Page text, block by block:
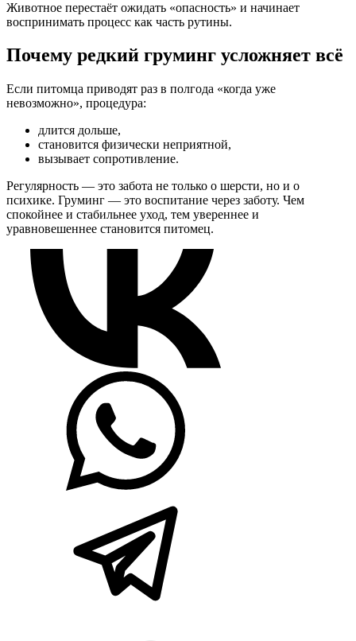
Животное перестаёт ожидать «опасность» и начинает
воспринимать процесс как часть рутины.
Почему редкий груминг усложняет всё
Если питомца приводят раз в полгода «когда уже
невозможно», процедура:
длится дольше,
становится физически неприятной,
вызывает сопротивление.
Регулярность — это забота не только о шерсти, но и о
психике. Груминг — это воспитание через заботу. Чем
спокойнее и стабильнее уход, тем увереннее и
уравновешеннее становится питомец.